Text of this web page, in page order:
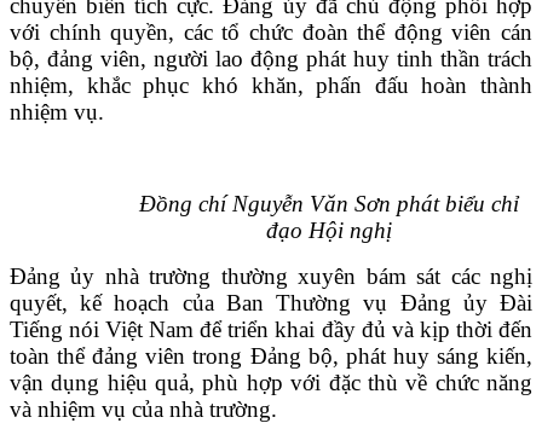
chuyển biến tích cực. Đảng ủy đã chủ động phối hợp
với chính quyền, các tổ chức đoàn thể động viên cán
bộ, đảng viên, người lao động phát huy tinh thần trách
nhiệm, khắc phục khó khăn, phấn đấu hoàn thành
nhiệm vụ.
Đồng chí Nguyễn Văn Sơn phát biểu chỉ
đạo Hội nghị
Đảng ủy nhà trường thường xuyên bám sát các nghị
quyết, kế hoạch của Ban Thường vụ Đảng ủy Đài
Tiếng nói Việt Nam để triển khai đầy đủ và kịp thời đến
toàn thể đảng viên trong Đảng bộ, phát huy sáng kiến,
vận dụng hiệu quả, phù hợp với đặc thù về chức năng
và nhiệm vụ của nhà trường.